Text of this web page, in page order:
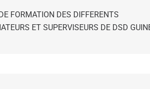
FORMATION DES DIFFERENTS
ET SUPERVISEURS DE DSD